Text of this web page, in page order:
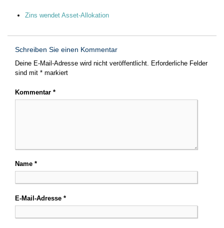
Zins wendet Asset-Allokation
Schreiben Sie einen Kommentar
Deine E-Mail-Adresse wird nicht veröffentlicht. Erforderliche Felder
sind mit * markiert
Kommentar *
Name *
E-Mail-Adresse *